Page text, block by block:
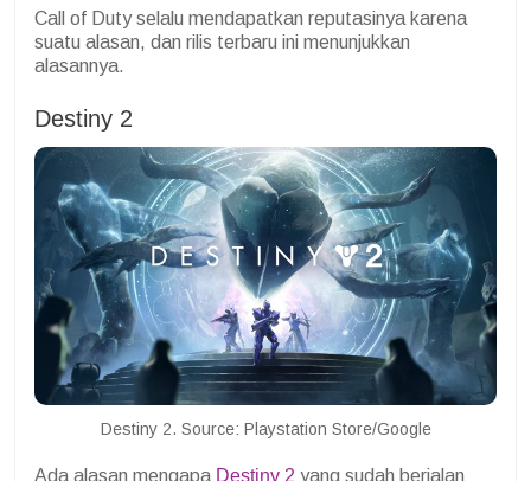
Call of Duty selalu mendapatkan reputasinya karena
suatu alasan, dan rilis terbaru ini menunjukkan
alasannya.
Destiny 2
Destiny 2. Source: Playstation Store/Google
Ada alasan mengapa Destiny 2 yang sudah berjalan